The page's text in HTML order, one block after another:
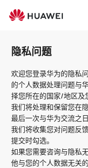
隐私问题
欢迎您登录华为的隐私
的个人数据处理问题与
择您所在的国家/地区及
我们将处理和保留您在
最后一次与华为交流之
我们将收集您对问题反
提交时勾选。
如果您需要咨询与隐私
他与您的个人数据无关